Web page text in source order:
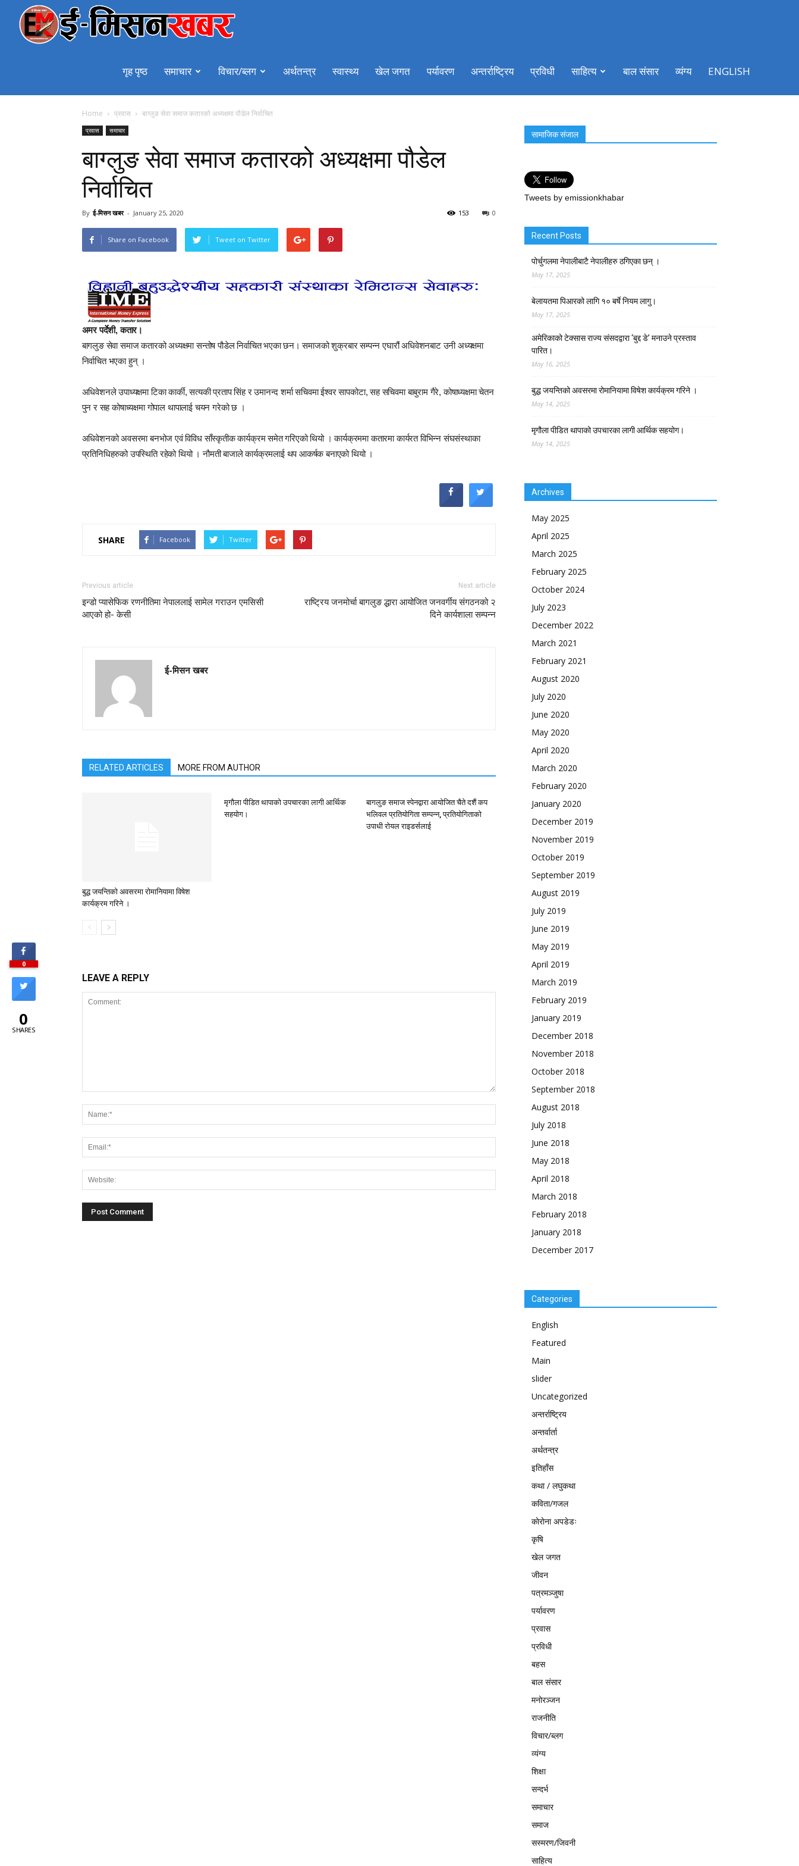
गृह पृष्ठ समाचार विचार/ब्लग अर्थतन्त्र स्वास्थ्य खेल जगत पर्यावरण अन्तर्राष्ट्रिय प्रविधी साहित्य बाल संसार व्यंग्य ENGLISH
Home प्रवास बाग्लुङ सेवा समाज कतारको अध्यक्षमा पौडेल निर्वाचित
प्रवास समाचार
बाग्लुङ सेवा समाज कतारको अध्यक्षमा पौडेल
निर्वाचित
By ई-मिसन खबर - January 25, 2020 0
153
Share on Facebook Tweet on Twitter
अमर पर्देशी, कतार।
बागलुङ सेवा समाज कतारको अध्यक्षमा सन्तोष पौडेल निर्वाचित भएका छन। समाजको शुक्रबार सम्पन्न एघारौं अधिवेशनबाट उनी अध्यक्षमा
निर्वाचित भएका हुन् ।
अधिवेशनले उपाध्यक्षमा टिका कार्की, सत्यकी प्रताप सिंह र उमानन्द शर्मा सचिवमा ईश्वर सापकोटा, सह सचिवमा बाबुराम गैरे, कोषाध्यक्षमा चेतन
पुन र सह कोषाध्यक्षमा गोपाल थापालाई चयन गरेको छ ।
अधिवेशनको अवसरमा बनभोज एवं विविध साँस्कृतीक कार्यक्रम समेत गरिएको थियो । कार्यक्रममा कतारमा कार्यरत विभिन्न संघसंस्थाका
प्रतिनिधिहरुको उपस्थिति रहेको थियो । नौमती बाजाले कार्यक्रमलाई थप आकर्षक बनाएको थियो ।
SHARE Facebook Twitter
Previous article
इन्डो प्यासेफिक रणनीतिमा नेपाललाई सामेल गराउन एमसिसी
आएको हो- केसी
Next article
राष्ट्रिय जनमोर्चा बागलुङ द्धारा आयोजित जनवर्गीय संगठनको २
दिने कार्यशाला सम्पन्न
ई-मिसन खबर
RELATED ARTICLES MORE FROM AUTHOR
बुद्ध जयन्तिको अवसरमा रोमानियामा विषेश
कार्यक्रम गरिने ।
मृगौला पीडित थापाको उपचारका लागी आर्थिक
सहयोग।
बागलुङ समाज स्पेनद्वारा आयोजित चैते दशैं कप
भलिवल प्रतियोगिता सम्पन्न, प्रतियाेगिताको
उपाधी रोयल राइडर्सलाई
LEAVE A REPLY
सामाजिक संजाल
Tweets by emissionkhabar
Recent Posts
पोर्चुगलमा नेपालीबाटै नेपालीहरु ठगिएका छन् ।
May 17, 2025
बेलायतमा पिआरको लागि १० बर्षे नियम लागु।
May 17, 2025
अमेरिकाको टेक्सास राज्य संसदद्वारा ‘बुद्द डे’ मनाउने प्रस्ताव
पारित।
May 16, 2025
बुद्ध जयन्तिको अवसरमा रोमानियामा विषेश कार्यक्रम गरिने ।
May 14, 2025
मृगौला पीडित थापाको उपचारका लागी आर्थिक सहयोग।
May 14, 2025
Archives
May 2025
April 2025
March 2025
February 2025
October 2024
July 2023
December 2022
March 2021
February 2021
August 2020
July 2020
June 2020
May 2020
April 2020
March 2020
February 2020
January 2020
December 2019
November 2019
October 2019
September 2019
August 2019
July 2019
June 2019
May 2019
April 2019
March 2019
February 2019
January 2019
December 2018
November 2018
October 2018
September 2018
August 2018
July 2018
June 2018
May 2018
April 2018
March 2018
February 2018
January 2018
December 2017
Categories
English
Featured
Main
slider
Uncategorized
अन्तर्राष्ट्रिय
अन्तर्वार्ता
अर्थतन्त्र
इतिहाँस
कथा / लघुकथा
कविता/गजल
काेराेना अपडेडः
कृषि
खेल जगत
जीवन
पत्रमञ्जुषा
पर्यावरण
प्रवास
प्रविधी
बहस
बाल संसार
मनोरञ्जन
राजनीति
विचार/ब्लग
व्यंग्य
शिक्षा
सन्दर्भ
समाचार
समाज
सस्मरण/जिवनी
साहित्य
0
0
SHARES